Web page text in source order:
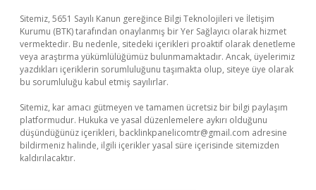
Sitemiz, 5651 Sayılı Kanun gereğince Bilgi Teknolojileri ve İletişim
Kurumu (BTK) tarafından onaylanmış bir Yer Sağlayıcı olarak hizmet
vermektedir. Bu nedenle, sitedeki içerikleri proaktif olarak denetleme
veya araştırma yükümlülüğümüz bulunmamaktadır. Ancak, üyelerimiz
yazdıkları içeriklerin sorumluluğunu taşımakta olup, siteye üye olarak
bu sorumluluğu kabul etmiş sayılırlar.
Sitemiz, kar amacı gütmeyen ve tamamen ücretsiz bir bilgi paylaşım
platformudur. Hukuka ve yasal düzenlemelere aykırı olduğunu
düşündüğünüz içerikleri, backlinkpanelicomtr@gmail.com adresine
bildirmeniz halinde, ilgili içerikler yasal süre içerisinde sitemizden
kaldırılacaktır.